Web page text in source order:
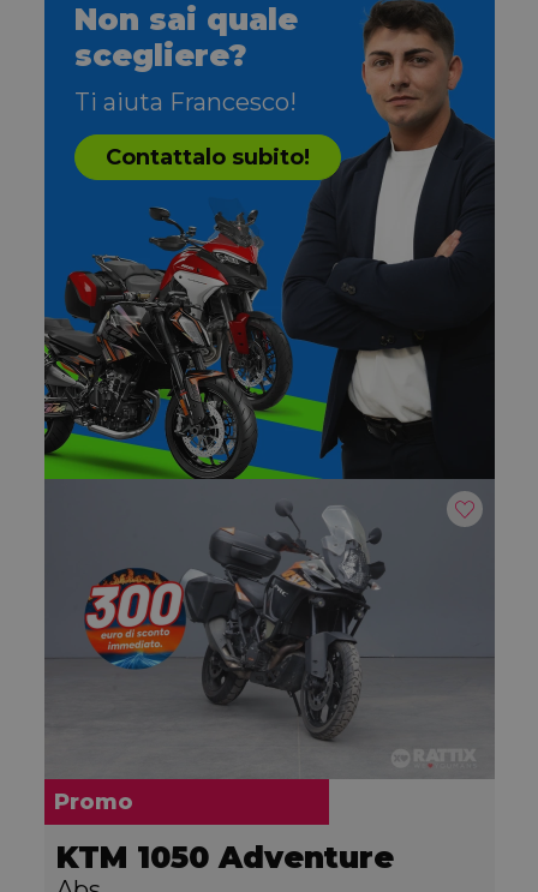
Non sai quale
scegliere?
Ti aiuta Francesco!
Contattalo subito!
Promo
KTM 1050 Adventure